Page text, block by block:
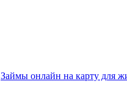
Займы онлайн на карту для